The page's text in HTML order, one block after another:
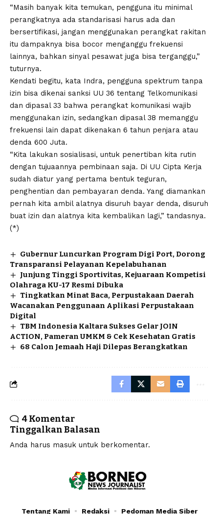
“Masih banyak kita temukan, pengguna itu minimal
perangkatnya ada standarisasi harus ada dan
bersertifikasi, jangan menggunakan perangkat rakitan
itu dampaknya bisa bocor menganggu frekuensi
lainnya, bahkan sinyal pesawat juga bisa terganggu,”
tuturnya.
Kendati begitu, kata Indra, pengguna spektrum tanpa
izin bisa dikenai sanksi UU 36 tentang Telkomunikasi
dan dipasal 33 bahwa perangkat komunikasi wajib
menggunakan izin, sedangkan dipasal 38 memanggu
frekuensi lain dapat dikenakan 6 tahun penjara atau
denda 600 Juta.
“Kita lakukan sosialisasi, untuk penertiban kita rutin
dengan tujuaannya pembinaan saja. Di UU Cipta Kerja
sudah diatur yang pertama bentuk teguran,
penghentian dan pembayaran denda. Yang diamankan
pernah kita ambil alatnya disuruh bayar denda, disuruh
buat izin dan alatnya kita kembalikan lagi,” tandasnya.
(*)
Gubernur Luncurkan Program Digi Port, Dorong
Transparansi Pelayanan Kepelabuhanan
Junjung Tinggi Sportivitas, Kejuaraan Kompetisi
Olahraga KU-17 Resmi Dibuka
Tingkatkan Minat Baca, Perpustakaan Daerah
Wacanakan Penggunaan Aplikasi Perpustakaan
Digital
TBM Indonesia Kaltara Sukses Gelar JOIN
ACTION, Pameran UMKM & Cek Kesehatan Gratis
68 Calon Jemaah Haji Dilepas Berangkatkan
4 Komentar
Tinggalkan Balasan
Anda harus masuk untuk berkomentar.
Tentang Kami Redaksi Pedoman Media Siber